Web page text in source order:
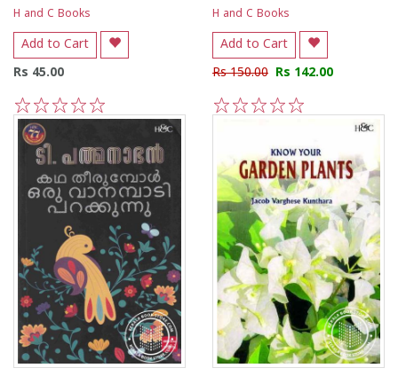
H and C Books
Add to Cart
Rs 45.00
5
4
3
2
1
H and C Books
Add to Cart
Rs 150.00 Rs 142.00